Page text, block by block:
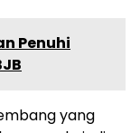
Penuhi
yang